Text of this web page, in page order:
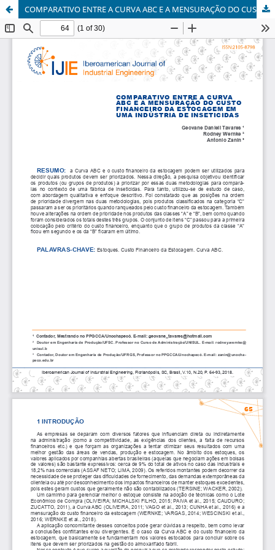
COMPARATIVO ENTRE A CURVA ABC E A MENSURAÇÃO DO CUSTO FINANCEIRO DA ESTOCAGEM EM UMA INDÚSTRIA DE INSETICIDAS